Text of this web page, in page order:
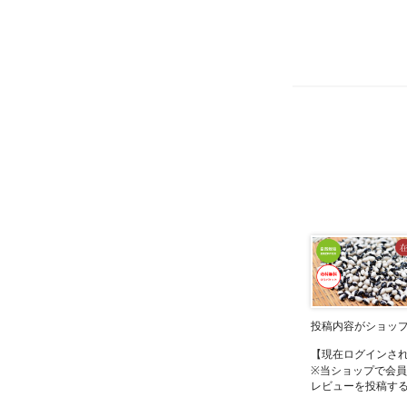
投稿内容がショッ
【現在ログインさ
※当ショップで会
レビューを投稿す